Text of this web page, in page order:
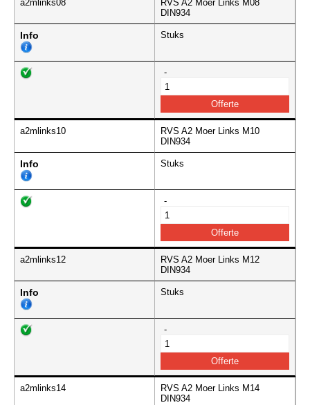
a2mlinks08
RVS A2 Moer Links M08
DIN934
Info Stuks
-
a2mlinks10
RVS A2 Moer Links M10
DIN934
Info Stuks
-
a2mlinks12
RVS A2 Moer Links M12
DIN934
Info Stuks
-
a2mlinks14
RVS A2 Moer Links M14
DIN934